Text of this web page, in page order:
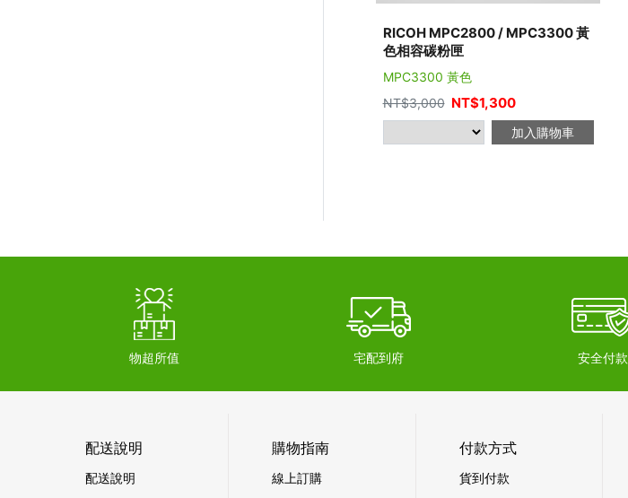
RICOH MPC2800 / MPC3300 黃
色相容碳粉匣
MPC3300 黃色
NT$3,000 NT$1,300
加入購物車
物超所值 宅配到府 安全付款
配送說明
配送說明
購物指南
線上訂購
付款方式
貨到付款